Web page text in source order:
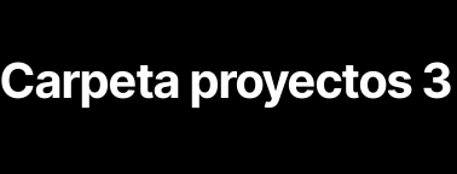
Carpeta proyectos